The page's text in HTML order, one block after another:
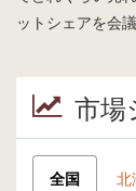
ットシェアを会
市場
全国 北